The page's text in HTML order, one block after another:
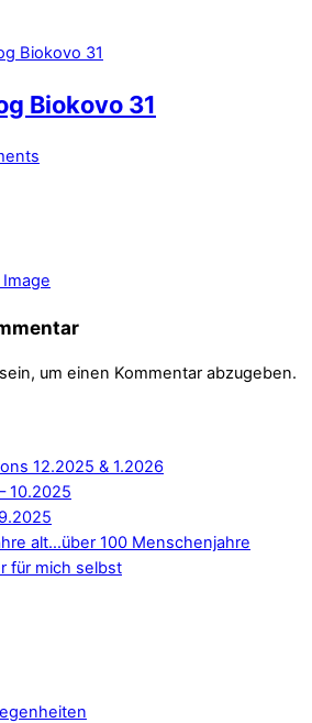
Biokovo 31
sein, um einen Kommentar abzugeben.
12.2025 & 1.2026
10.2025
alt…über 100 Menschenjahre
für mich selbst